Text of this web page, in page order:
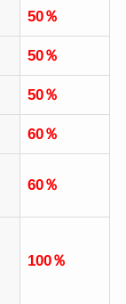
50％
50％
50％
60％
60％
100％